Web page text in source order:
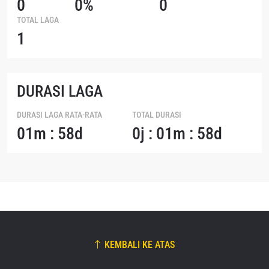
0 0% 0
TOTAL LAGA
1
DURASI LAGA
DURASI LAGA RATA-RATA
01m : 58d
TOTAL DURASI
0j : 01m : 58d
KEMBALI KE ATAS